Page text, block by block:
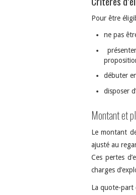
Pour être
ne pas
débuter
disposer
Montant et
Le montant
ajusté au
Ces pertes
charges
La quote-part